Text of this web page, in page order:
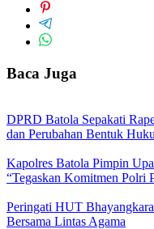
Baca Juga
DPRD Batola Sepakati
dan Perubahan Bentuk
Kapolres Batola Pimpin
“Tegaskan Komitmen Polri
Peringati HUT
Bersama Lintas Agama